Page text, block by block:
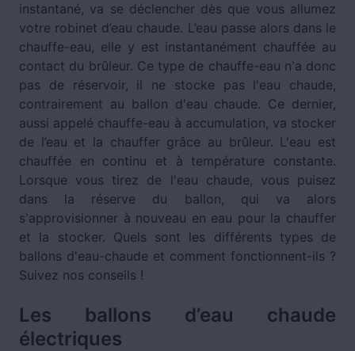
instantané, va se déclencher dès que vous allumez
votre robinet d’eau chaude. L’eau passe alors dans le
chauffe-eau, elle y est instantanément chauffée au
contact du brûleur. Ce type de chauffe-eau n'a donc
pas de réservoir, il ne stocke pas l'eau chaude,
contrairement au ballon d'eau chaude. Ce dernier,
aussi appelé chauffe-eau à accumulation, va stocker
de l’eau et la chauffer grâce au brûleur. L'eau est
chauffée en continu et à température constante.
Lorsque vous tirez de l'eau chaude, vous puisez
dans la réserve du ballon, qui va alors
s'approvisionner à nouveau en eau pour la chauffer
et la stocker. Quels sont les différents types de
ballons d'eau-chaude et comment fonctionnent-ils ?
Suivez nos conseils !
Les ballons d’eau chaude
électriques